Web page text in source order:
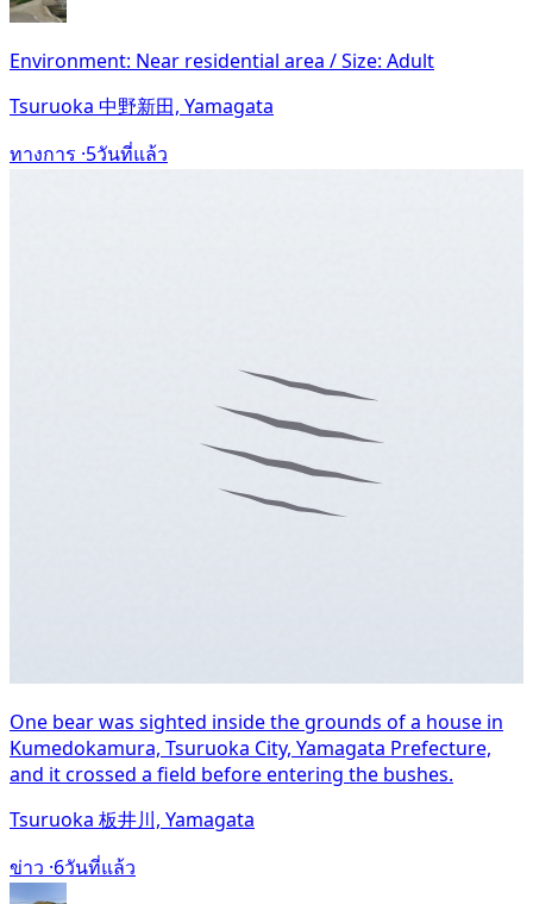
Environment: Near residential area / Size: Adult
Tsuruoka 中野新田, Yamagata
ทางการ ·5วันที่แล้ว
One bear was sighted inside the grounds of a house in
Kumedokamura, Tsuruoka City, Yamagata Prefecture,
and it crossed a field before entering the bushes.
Tsuruoka 板井川, Yamagata
ข่าว ·6วันที่แล้ว